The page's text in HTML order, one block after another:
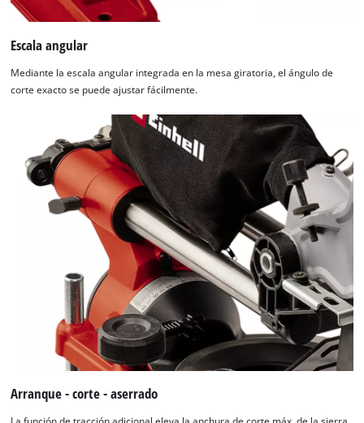
Escala angular
Mediante la escala angular integrada en la mesa giratoria, el ángulo de
corte exacto se puede ajustar fácilmente.
Arranque - corte - aserrado